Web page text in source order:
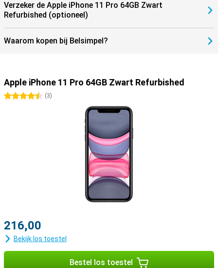
Verzeker de Apple iPhone 11 Pro 64GB Zwart
Refurbished (optioneel)
Waarom kopen bij Belsimpel?
Apple iPhone 11 Pro 64GB Zwart Refurbished
4.5 sterren
(3)
216,00
Bekijk los toestel
Bestel los toestel